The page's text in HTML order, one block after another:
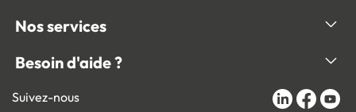
Nos services
Besoin d'aide ?
Suivez-nous